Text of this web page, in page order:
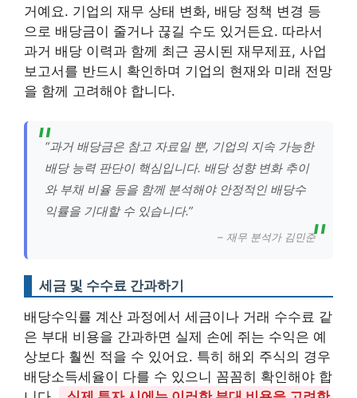
거예요. 기업의 재무 상태 변화, 배당 정책 변경 등
으로 배당금이 줄거나 끊길 수도 있거든요. 따라서
과거 배당 이력과 함께 최근 공시된 재무제표, 사업
보고서를 반드시 확인하며 기업의 현재와 미래 전망
을 함께 고려해야 합니다.
“과거 배당금은 참고 자료일 뿐, 기업의 지속 가능한
배당 능력 판단이 핵심입니다. 배당 성향 변화 추이
와 부채 비율 등을 함께 분석해야 안정적인 배당수
익률을 기대할 수 있습니다.”
– 재무 분석가 김민준
세금 및 수수료 간과하기
배당수익률 계산 과정에서 세금이나 거래 수수료 같
은 부대 비용을 간과하면 실제 손에 쥐는 수익은 예
상보다 훨씬 적을 수 있어요. 특히 해외 주식의 경우
배당소득세율이 다를 수 있으니 꼼꼼히 확인해야 합